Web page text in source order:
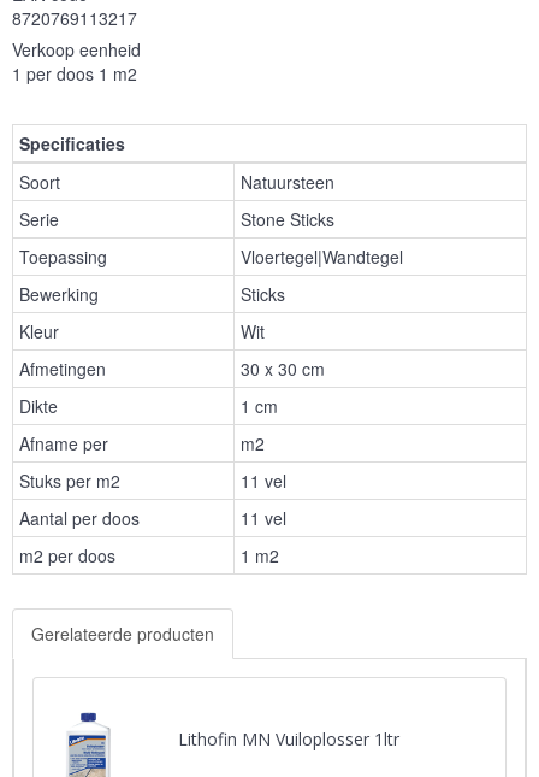
8720769113217
Verkoop eenheid
1 per doos 1 m2
Specificaties
Soort
Natuursteen
Serie
Stone Sticks
Toepassing
Vloertegel|Wandtegel
Bewerking
Sticks
Kleur
Wit
Afmetingen
30 x 30 cm
Dikte
1 cm
Afname per
m2
Stuks per m2
11 vel
Aantal per doos
11 vel
m2 per doos
1 m2
Gerelateerde producten
Lithofin MN Vuiloplosser 1ltr